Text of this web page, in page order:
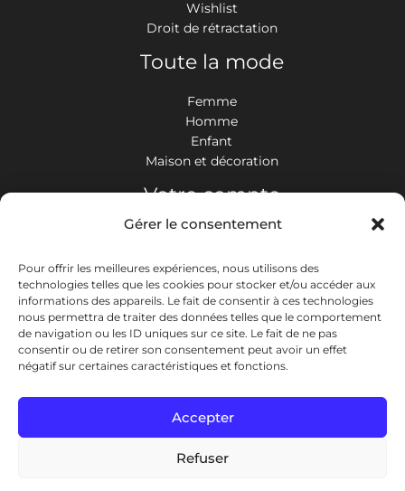
Gérer le consentement
Pour offrir les meilleures expériences, nous utilisons des
technologies telles que les cookies pour stocker et/ou accéder aux
informations des appareils. Le fait de consentir à ces technologies
nous permettra de traiter des données telles que le comportement
de navigation ou les ID uniques sur ce site. Le fait de ne pas
consentir ou de retirer son consentement peut avoir un effet
négatif sur certaines caractéristiques et fonctions.
Accepter
Refuser
Wishlist
Droit de rétractation
Toute la mode
Femme
Homme
Enfant
Maison et décoration
Votre compte
Mon espace personnel
Nos coordonnées
: 06 59 81 70 08
: contact@styledafrique.fr
: 3 allée des Pinsons,